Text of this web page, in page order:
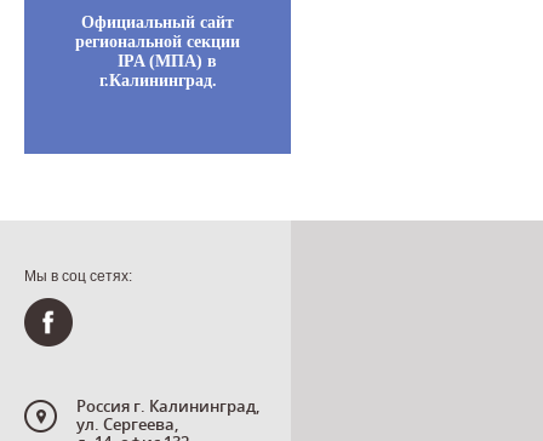
Официальный сайт
региональной секции
IPA (МПА) в
г.Калининград.
Мы в соц сетях:
Россия г. Калининград,
ул. Сергеева,